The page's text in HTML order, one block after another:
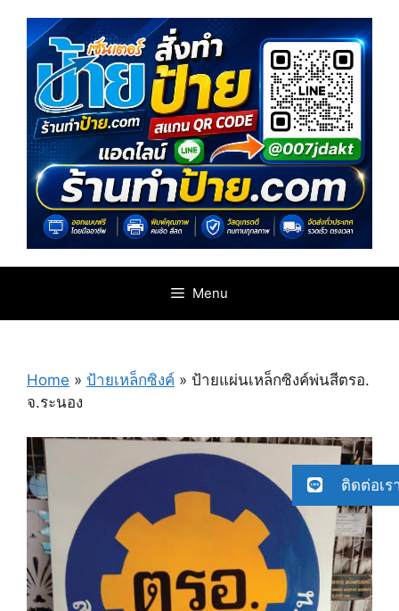
content
Menu
Home » ป้ายเหล็กซิงค์ » ป้ายแผ่นเหล็กซิงค์พ่นสีตรอ.
จ.ระนอง
ติดต่อเร